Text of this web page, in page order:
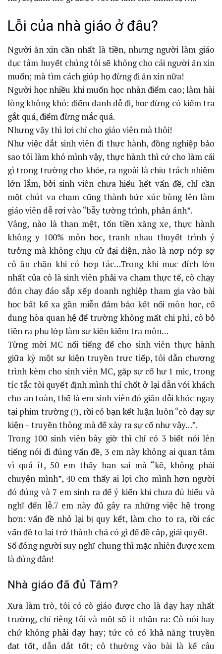
Lỗi của nhà giáo ở đâu?
Người ăn xin cần nhất là tiền, nhưng người làm giáo
dục tâm huyết chúng tôi sẽ không cho cái người ăn xin
muốn; mà tìm cách giúp họ đừng đi ăn xin nữa!
Người học nhiều khi muốn học nhàn điểm cao; làm hài
lòng không khó: điểm danh dễ đi, học đừng có kiểm tra
gắt quá, điểm đừng mắc quá.
Nhưng vậy thì lợi chỉ cho giáo viên mà thôi!
Như việc dắt sinh viên đi thực hành, đồng nghiệp bảo
sao tôi làm khó mình vậy, thực hành thì cứ cho làm cái
gì trong trường cho khỏe, ra ngoài là chịu trách nhiệm
lớn lắm, bởi sinh viên chưa hiểu hết vấn đề, chỉ cần
một chút va chạm cũng thành bức xúc bùng lên làm
giáo viên dễ rơi vào “bẫy tường trình, phản ánh”.
Vâng, nào là than mệt, tốn tiền xăng xe, thực hành
không y 100% môn học, tranh nhau thuyết trình ý
tưởng mà không chịu cử đại diện, nào là nơp nớp sợ
cô ăn chặn khi có hợp tác…Trong khi mục đích lớn
nhất của cô là sinh viên phải va chạm thực tế, cô chạy
đôn chạy đáo sắp xếp doanh nghiệp tham gia vào bài
học bất kể xa gần miễn đảm bảo kết nối môn học, cố
dung hòa quan hệ để trường không mất chi phí, cô bỏ
tiền ra phụ lớp làm sự kiện kiểm tra môn…
Từng mời MC nổi tiếng để cho sinh viên thực hành
giữa kỳ một sự kiện truyền trực tiếp, tôi dẫn chương
trình kèm cho sinh viên MC, gặp sự cố hư 1 mic, trong
tíc tắc tôi quyết định mình thí chốt ở lại dẫn với khách
cho an toàn, thế là em sinh viên đó giận dỗi khóc ngay
tại phim trường (!), rồi có bạn kết luận luôn “cô dạy sự
kiện – truyền thông mà để xảy ra sự cố như vậy…”.
Trong 100 sinh viên bây giờ thì chỉ có 3 biết nói lên
tiếng nói đi đúng vấn đề, 3 em này không ai quan tâm
vì quá ít, 50 em thấy bạn sai mà “kệ, không phải
chuyện mình”, 40 em thấy ai lợi cho mình hơn người
đó đúng và 7 em sinh ra để ý kiến khi chưa đủ hiểu và
nghĩ đến lễ.7 em này đủ gây ra những việc hệ trọng
hơn: vấn đề nhỏ lại bị quy kết, làm cho to ra, rồi các
vấn đề to lại trở thành chả có gì để đề cập, giải quyết.
Số đông người suy nghĩ chung thì mặc nhiên được xem
là đúng đắn!
Nhà giáo đã đủ Tâm?
Xưa làm trò, tôi có cô giáo được cho là dạy hay nhất
trường, chỉ riêng tôi và một số ít nhận ra: Cô nói hay
chứ không phải dạy hay; tức cô có khả năng truyền
đạt tốt, dẫn dắt tốt; cô thường vào bài là kể câu